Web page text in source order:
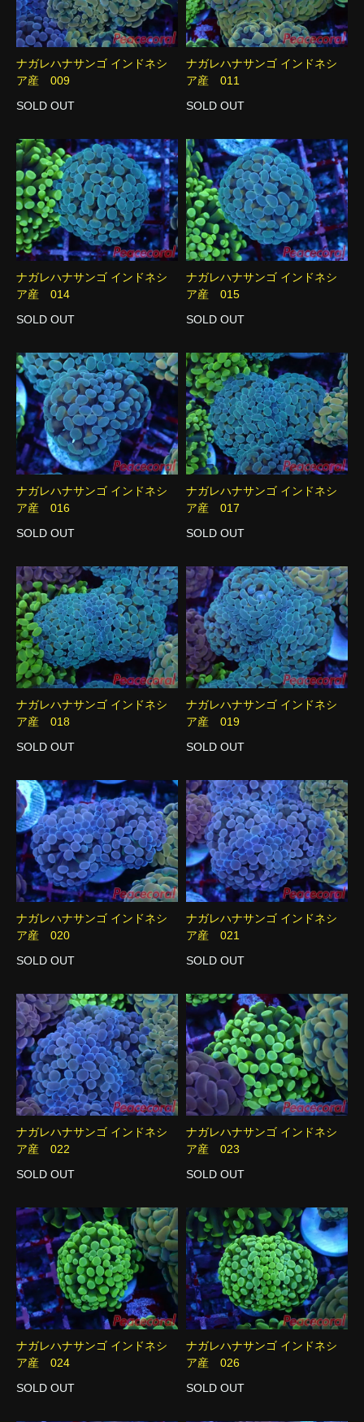
ナガレハナサンゴ インドネシ
ア産 009
SOLD OUT
ナガレハナサンゴ インドネシ
ア産 011
SOLD OUT
ナガレハナサンゴ インドネシ
ア産 014
SOLD OUT
ナガレハナサンゴ インドネシ
ア産 015
SOLD OUT
ナガレハナサンゴ インドネシ
ア産 016
SOLD OUT
ナガレハナサンゴ インドネシ
ア産 017
SOLD OUT
ナガレハナサンゴ インドネシ
ア産 018
SOLD OUT
ナガレハナサンゴ インドネシ
ア産 019
SOLD OUT
ナガレハナサンゴ インドネシ
ア産 020
SOLD OUT
ナガレハナサンゴ インドネシ
ア産 021
SOLD OUT
ナガレハナサンゴ インドネシ
ア産 022
SOLD OUT
ナガレハナサンゴ インドネシ
ア産 023
SOLD OUT
ナガレハナサンゴ インドネシ
ア産 024
SOLD OUT
ナガレハナサンゴ インドネシ
ア産 026
SOLD OUT